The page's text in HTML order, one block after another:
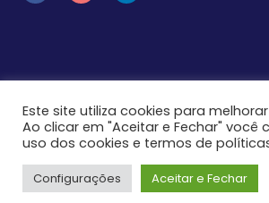
Aviso: Todas as estratégias e investimentos
perda. Nenhuma informação contida neste
Este site utiliza cookies para
Ao clicar em "Aceitar e Fechar" você
uso dos cookies e termos de
Configurações Aceitar e Fechar